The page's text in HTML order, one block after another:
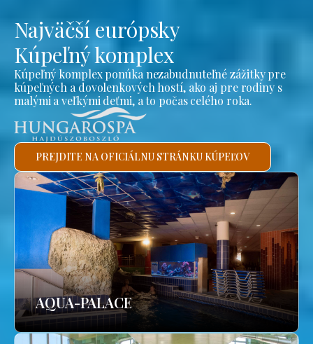
Najväčší európsky
Kúpeľný komplex
Kúpeľný komplex ponúka nezabudnuteľné zážitky pre
kúpeľných a dovolenkových hostí, ako aj pre rodiny s
malými a veľkými deťmi, a to počas celého roka.
PREJDITE NA OFICIÁLNU STRÁNKU KÚPEĽOV
AQUA-PALACE